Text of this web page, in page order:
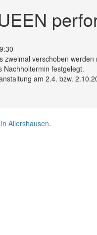
zweimal verschoben werden
Nachholtermin festgelegt.
am 2.4. bzw.
Allershausen.